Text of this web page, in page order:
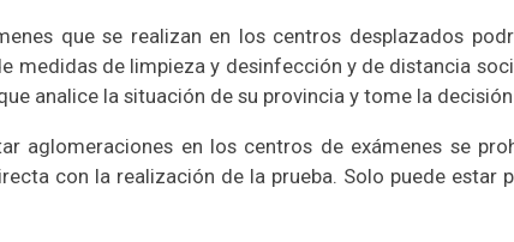
que se realizan en los centros desplazados
medidas de limpieza y desinfección y de distancia
analice la situación de su provincia y tome la
aglomeraciones en los centros de exámenes se
con la realización de la prueba. Solo puede